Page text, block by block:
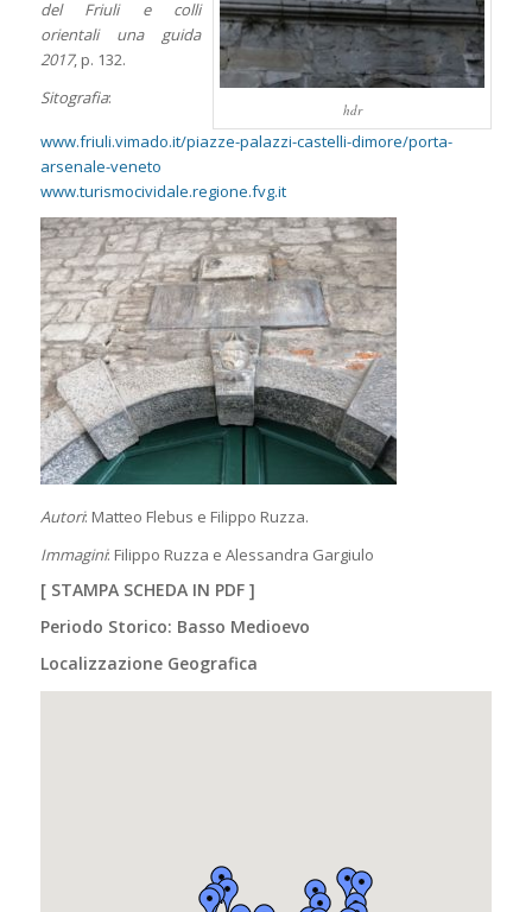
hdr
del Friuli e colli
orientali una guida
2017, p. 132.
Sitografia:
www.friuli.vimado.it/piazze-palazzi-castelli-dimore/porta-
arsenale-veneto
www.turismocividale.regione.fvg.it
Autori: Matteo Flebus e Filippo Ruzza.
Immagini: Filippo Ruzza e Alessandra Gargiulo
[ STAMPA SCHEDA IN PDF]
Periodo Storico: Basso Medioevo
Localizzazione Geografica